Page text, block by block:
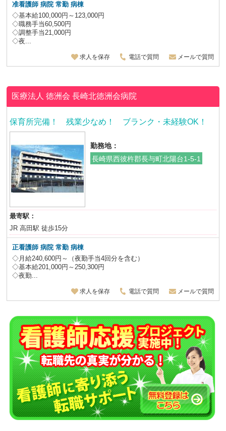
准看護師 病院 常勤 病棟
◇基本給100,000円～123,000円
◇職務手当60,500円
◇調整手当21,000円
◇夜...
求人を保存 電話で質問 メールで質問
医療法人 徳洲会長崎北徳洲会病院
保育所完備！ 残業少なめ！ ブランク・未経験OK！
勤務地：
長崎県西彼杵郡長与町北陽台1-5-1
最寄駅：
JR 高田駅 徒歩15分
正看護師 病院 常勤 病棟
◇月給240,600円～（夜勤手当4回分を含む）
◇基本給201,000円～250,300円
◇夜勤...
求人を保存 電話で質問 メールで質問